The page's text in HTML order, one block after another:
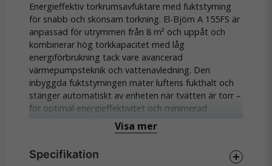
Energieffektiv torkrumsavfuktare med fuktstyrning
för snabb och skonsam torkning. El-Björn A 155FS är
anpassad för utrymmen från 8 m² och uppåt och
kombinerar hög torkkapacitet med låg
energiförbrukning tack vare avancerad
värmepumpsteknik och vattenavledning. Den
inbyggda fuktstyrningen mäter luftens fukthalt och
stänger automatiskt av enheten när tvätten är torr –
för optimal energieffektivitet och minimerad
och larm för filterbyte. Den arbetar tyst med ett
Visa mer
Specifikation